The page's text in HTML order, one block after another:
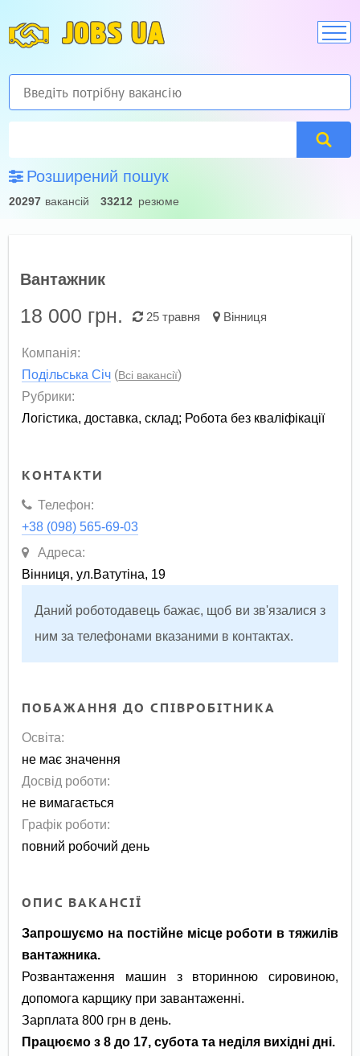
JOBS UA
Розширений пошук
20297 вакансій 33212 резюме
Вантажник
18 000 грн. 25 травня Вінниця
Компанія:
Подільська Січ (Всі вакансії)
Рубрики:
Логістика, доставка, склад; Робота без кваліфікації
КОНТАКТИ
Телефон:
+38 (098) 565-69-03
Адреса:
Вінниця, ул.Ватутіна, 19
Даний роботодавець бажає, щоб ви зв'язалися з
ним за телефонами вказаними в контактах.
ПОБАЖАННЯ ДО СПІВРОБІТНИКА
Освіта:
не має значення
Досвід роботи:
не вимагається
Графік роботи:
повний робочий день
ОПИС ВАКАНСІЇ
Запрошуємо на постійне місце роботи в тяжилів
вантажника.
Розвантаження машин з вторинною сировиною,
допомога карщику при завантаженні.
Зарплата 800 грн в день.
Працюємо з 8 до 17, субота та неділя вихідні дні.